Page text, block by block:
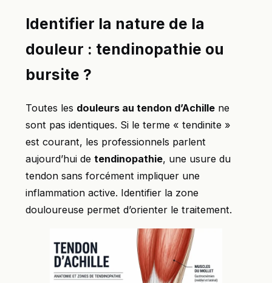
Identifier la nature de la
douleur : tendinopathie ou
bursite ?
Toutes les douleurs au tendon d’Achille ne
sont pas identiques. Si le terme « tendinite »
est courant, les professionnels parlent
aujourd’hui de tendinopathie, une usure du
tendon sans forcément impliquer une
inflammation active. Identifier la zone
douloureuse permet d’orienter le traitement.